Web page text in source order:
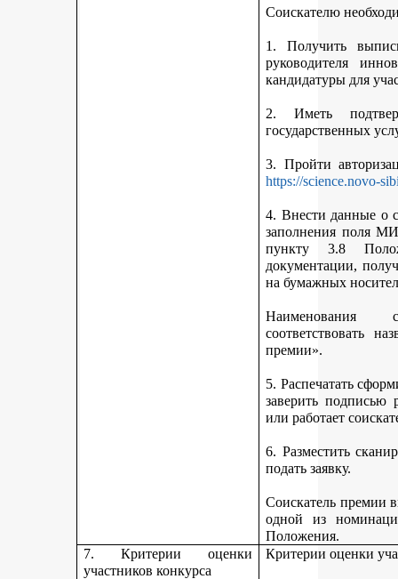
Соискателю
1. Получить
руководителя
кандидатуры для
2. Иметь
государственных
3. Пройти
https://science.novo-
4. Внести данные о
заполнения поля
пункту 3.8
документации,
на бумажных
Наименования
соответствовать
премии».
5. Распечатать
заверить подписью
или работает
6. Разместить
подать заявку.
Соискатель премии
одной из
Положения.
7. Критерии оценки
участников конкурса
Критерии оценки